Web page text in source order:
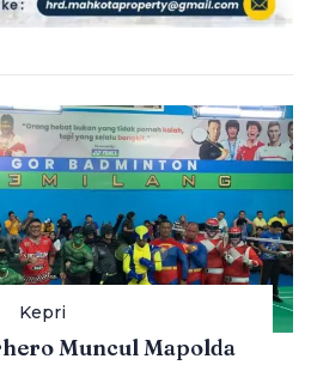
Kepri
Muncul Mapolda